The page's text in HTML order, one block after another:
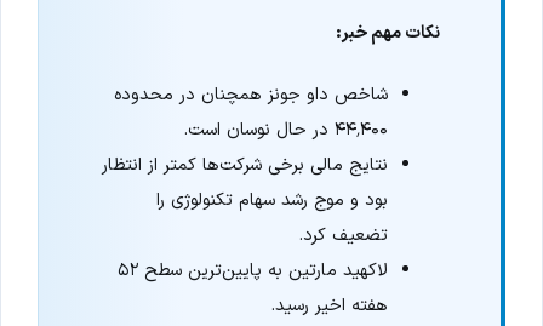
نکات مهم خبر:
شاخص داو جونز همچنان در محدوده
۴۴٬۴۰۰ در حال نوسان است.
نتایج مالی برخی شرکت‌ها کمتر از انتظار
بود و موج رشد سهام تکنولوژی را
تضعیف کرد.
لاکهید مارتین به پایین‌ترین سطح ۵۲
هفته اخیر رسید.